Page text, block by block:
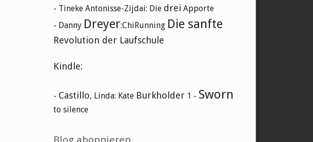
- Tineke Antonisse-Zijdai: Die drei Apporte
- Danny Dreyer:ChiRunning Die sanfte
Revolution der Laufschule
Kindle:
- Castillo, Linda: Kate Burkholder 1 - Sworn
to silence